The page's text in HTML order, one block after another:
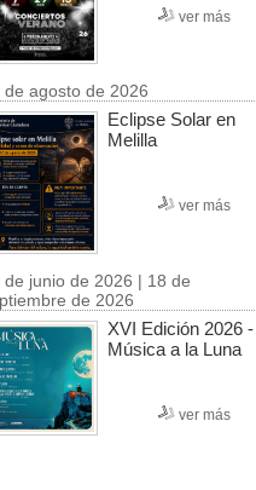
ver más
de agosto de 2026
Eclipse Solar en
Melilla
ver más
de junio de 2026 | 18 de
de 2026
XVI Edición 2026 -
Música a la Luna
ver más